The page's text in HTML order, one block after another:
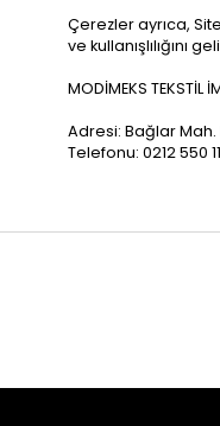
Çerezler ayrıca,
ve kullanışlılığını
MODİMEKS TEKSTİL
Adresi: Bağlar Mah.
Telefonu: 0212 550